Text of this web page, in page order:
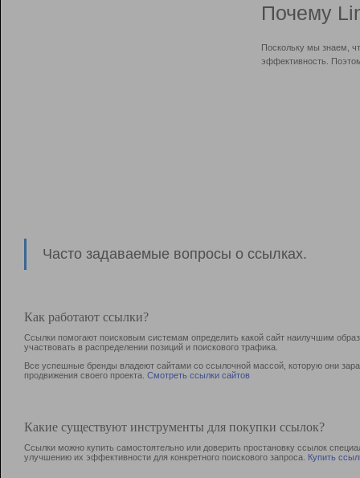
Почему
Поскольку мы знаем,
эффективность.
Часто задаваемые вопросы о ссылках.
Как работают ссылки?
Ссылки помогают поисковым системам определить какой сайт наилучшим
участвовать в раcпределении позиций и поискового трафика.
Все успешные бренды владеют сайтами со ссылочной массой, которую они
продвижения своего проекта. Смотреть ссылки сайтов
Какие существуют инструменты для покупки ссылок?
Ссылки можно купить самостоятельно или доверить простановку ссылок
улучшению их эффективности для конкретного поискового запроса. Купить